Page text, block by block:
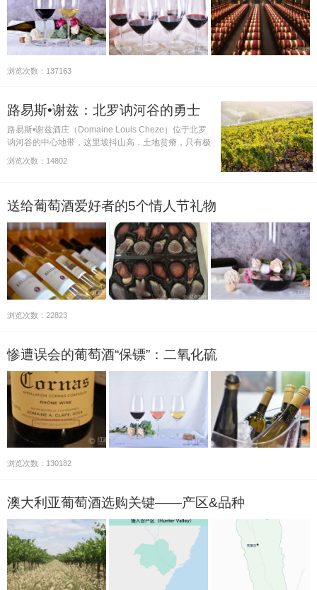
浏览次数：137163
路易斯•谢兹：北罗讷河谷的勇士
路易斯•谢兹酒庄（Domaine Louis Cheze）位于北罗
讷河谷的中心地带，这里坡抖山高，土地贫瘠，只有极
富冒险精神的酿酒师才能发掘出其惊人的潜力，而路易
斯•谢兹恰恰是他们之中的佼佼者。
浏览次数：14802
送给葡萄酒爱好者的5个情人节礼物
浏览次数：22823
惨遭误会的葡萄酒“保镖”：二氧化硫
浏览次数：130182
澳大利亚葡萄酒选购关键——产区&品种